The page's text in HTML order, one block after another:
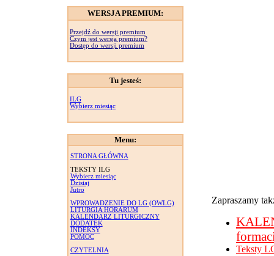
WERSJA PREMIUM:
Przejdź do wersji premium
Czym jest wersja premium?
Dostęp do wersji premium
Tu jesteś:
ILG
Wybierz miesiąc
Menu:
STRONA GŁÓWNA
TEKSTY ILG
Wybierz miesiąc
Dzisiaj
Jutro
WPROWADZENIE DO LG (OWLG)
LITURGIA HORARUM
KALENDARZ LITURGICZNY
DODATEK
INDEKSY
POMOC
CZYTELNIA
Zapraszamy
Teksty